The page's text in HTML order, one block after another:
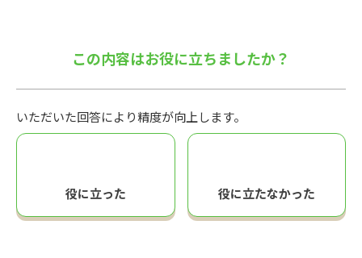
この内容はお役に立ちましたか？
いただいた回答により精度が向上します。
役に立った 役に立たなかった